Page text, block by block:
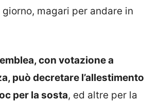
magari per andare in
con votazione a
può decretare l’allestimento
per la sosta, ed altre per la